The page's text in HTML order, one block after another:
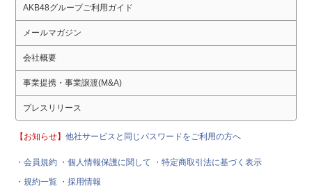
AKB48グループご利用ガイド
メールマガジン
会社概要
事業提携・事業譲渡(M&A)
プレスリリース
【お知らせ】他社サービスと同じパスワードをご利用の方へ
・会員規約 ・個人情報保護に関して
・特定商取引法に基づく表示
・規約一覧 ・採用情報